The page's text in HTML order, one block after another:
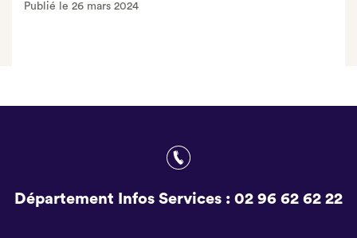
Publié le 26 mars 2024
Département Infos Services : 02 96 62 62 22